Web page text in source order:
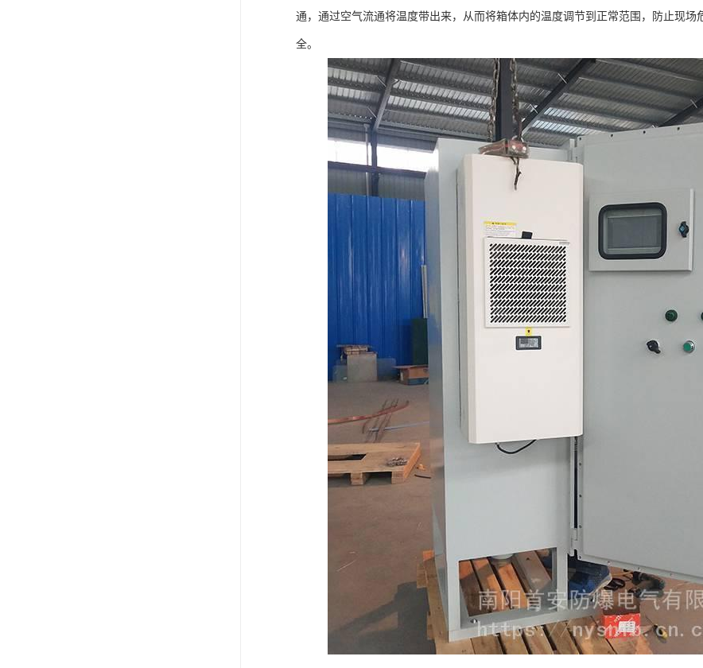
通，通过空气流通将温度带出来，从而将箱体内的温度调节到正常范围，防止现
全。